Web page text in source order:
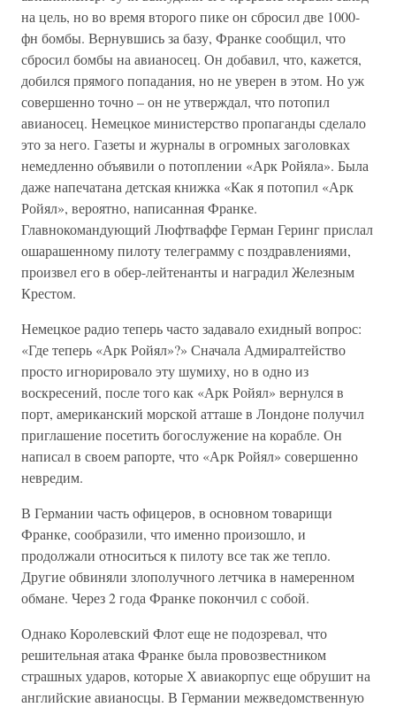
на цель, но во время второго пике он сбросил две 1000-
фн бомбы. Вернувшись за базу, Франке сообщил, что
сбросил бомбы на авианосец. Он добавил, что, кажется,
добился прямого попадания, но не уверен в этом. Но уж
совершенно точно – он не утверждал, что потопил
авианосец. Немецкое министерство пропаганды сделало
это за него. Газеты и журналы в огромных заголовках
немедленно объявили о потоплении «Арк Ройяла». Была
даже напечатана детская книжка «Как я потопил «Арк
Ройял», вероятно, написанная Франке.
Главнокомандующий Люфтваффе Герман Геринг прислал
ошарашенному пилоту телеграмму с поздравлениями,
произвел его в обер-лейтенанты и наградил Железным
Крестом.
Немецкое радио теперь часто задавало ехидный вопрос:
«Где теперь «Арк Ройял»?» Сначала Адмиралтейство
просто игнорировало эту шумиху, но в одно из
воскресений, после того как «Арк Ройял» вернулся в
порт, американский морской атташе в Лондоне получил
приглашение посетить богослужение на корабле. Он
написал в своем рапорте, что «Арк Ройял» совершенно
невредим.
В Германии часть офицеров, в основном товарищи
Франке, сообразили, что именно произошло, и
продолжали относиться к пилоту все так же тепло.
Другие обвиняли злополучного летчика в намеренном
обмане. Через 2 года Франке покончил с собой.
Однако Королевский Флот еще не подозревал, что
решительная атака Франке была провозвестником
страшных ударов, которые Х авиакорпус еще обрушит на
английские авианосцы. В Германии межведомственную